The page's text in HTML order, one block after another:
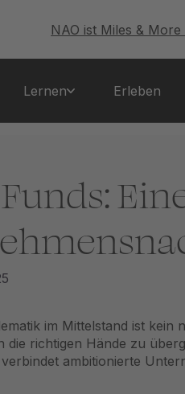
NAO ist Miles &
Lernen Erleben
im Mittelstand ist
die richtigen Hände zu
ambitionierte